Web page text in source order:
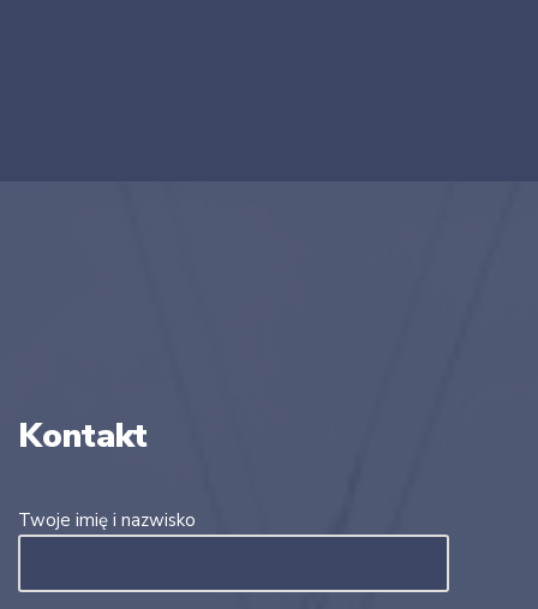
Kontakt
Twoje imię i nazwisko